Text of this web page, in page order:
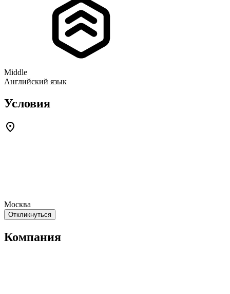
Middle
Английский язык
Условия
Москва
Откликнуться
Компания